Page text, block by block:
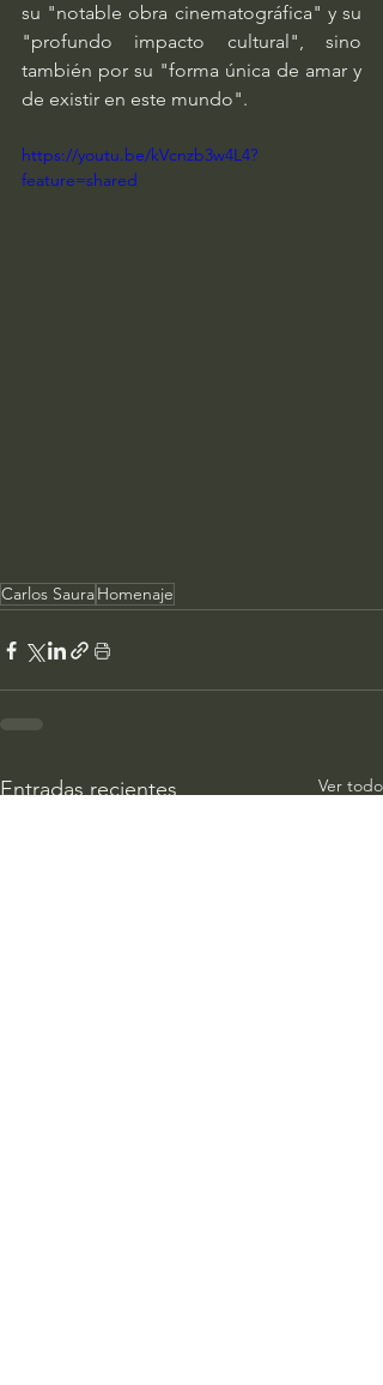
su "notable obra cinematográfica" y su
"profundo impacto cultural", sino
también por su "forma única de amar y
de existir en este mundo".
https://youtu.be/kVcnzb3w4L4?
feature=shared
Carlos SauraHomenaje
Entradas recientes Ver todo